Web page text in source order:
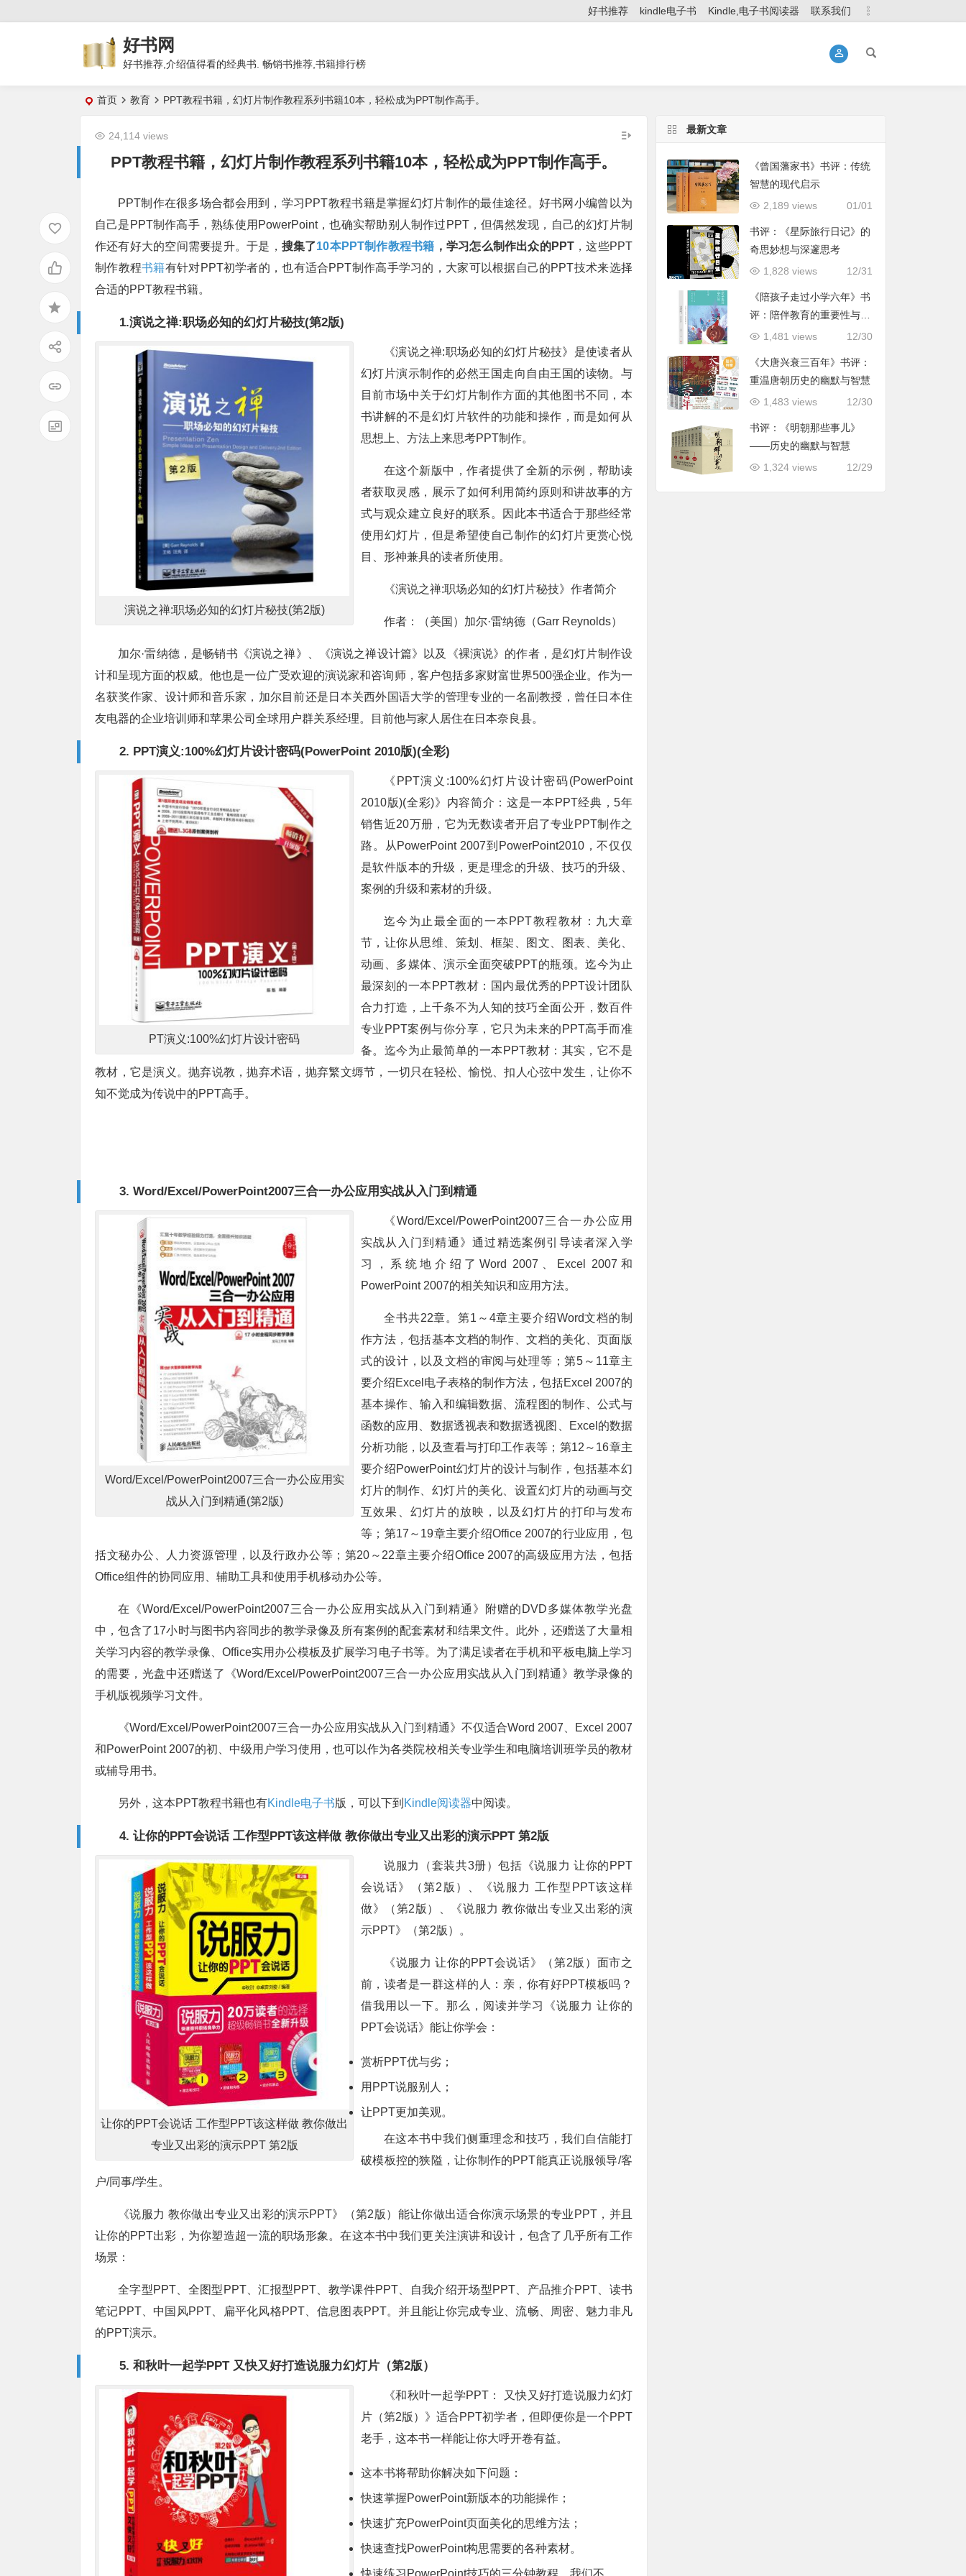
好书推荐 kindle电子书 Kindle,电子书阅读器 联系我们
好书网
好书推荐,介绍值得看的经典书. 畅销书推荐,书籍排行榜
首页 教育 PPT教程书籍，幻灯片制作教程系列书籍10本，轻松成为PPT制作高手。
PPT教程书籍，幻灯片制作教程系列书籍10本，轻松成为PPT制作高手。
24,114 views
PPT制作在很多场合都会用到，学习PPT教程书籍是掌握幻灯片制作的最佳途径。好书网小编曾以为
自己是PPT制作高手，熟练使用PowerPoint，也确实帮助别人制作过PPT，但偶然发现，自己的幻灯片制
作还有好大的空间需要提升。于是， 搜集了10本PPT制作教程书籍 ，学习怎么制作出众的PPT，这些PPT
制作教程书籍有针对PPT初学者的，也有适合PPT制作高手学习的，大家可以根据自己的PPT技术来选择
合适的PPT教程书籍。
1.演说之禅:职场必知的幻灯片秘技(第2版)
演说之禅:职场必知的幻灯片秘技(第2版)
《演说之禅:职场必知的幻灯片秘技》是使读者从
幻灯片演示制作的必然王国走向自由王国的读物。与
目前市场中关于幻灯片制作方面的其他图书不同，本
书讲解的不是幻灯片软件的功能和操作，而是如何从
思想上、方法上来思考PPT制作。
在这个新版中，作者提供了全新的示例，帮助读
者获取灵感，展示了如何利用简约原则和讲故事的方
式与观众建立良好的联系。因此本书适合于那些经常
使用幻灯片，但是希望使自己制作的幻灯片更赏心悦
目、形神兼具的读者所使用。
《演说之禅:职场必知的幻灯片秘技》作者简介
作者：（美国）加尔·雷纳德（Garr Reynolds）
加尔·雷纳德，是畅销书《演说之禅》、《演说之禅设计篇》以及《裸演说》的作者，是幻灯片制作设
计和呈现方面的权威。他也是一位广受欢迎的演说家和咨询师，客户包括多家财富世界500强企业。作为一
名获奖作家、设计师和音乐家，加尔目前还是日本关西外国语大学的管理专业的一名副教授，曾任日本住
友电器的企业培训师和苹果公司全球用户群关系经理。目前他与家人居住在日本奈良县。
2. PPT演义:100%幻灯片设计密码(PowerPoint 2010版)(全彩)
PT演义:100%幻灯片设计密码
《PPT演义:100%幻灯片设计密码(PowerPoint
2010版)(全彩)》内容简介：这是一本PPT经典，5年
销售近20万册，它为无数读者开启了专业PPT制作之
路。从PowerPoint 2007到PowerPoint2010，不仅仅
是软件版本的升级，更是理念的升级、技巧的升级、
案例的升级和素材的升级。
迄今为止最全面的一本PPT教程教材：九大章
节，让你从思维、策划、框架、图文、图表、美化、
动画、多媒体、演示全面突破PPT的瓶颈。迄今为止
最深刻的一本PPT教材：国内最优秀的PPT设计团队
合力打造，上千条不为人知的技巧全面公开，数百件
专业PPT案例与你分享，它只为未来的PPT高手而准
备。迄今为止最简单的一本PPT教材：其实，它不是
教材，它是演义。抛弃说教，抛弃术语，抛弃繁文缛节，一切只在轻松、愉悦、扣人心弦中发生，让你不
知不觉成为传说中的PPT高手。
3. Word/Excel/PowerPoint2007三合一办公应用实战从入门到精通
Word/Excel/PowerPoint2007三合一办公应用实
战从入门到精通(第2版)
《Word/Excel/PowerPoint2007三合一办公应用
实战从入门到精通》通过精选案例引导读者深入学
习，系统地介绍了Word 2007、Excel 2007和
PowerPoint 2007的相关知识和应用方法。
全书共22章。第1～4章主要介绍Word文档的制
作方法，包括基本文档的制作、文档的美化、页面版
式的设计，以及文档的审阅与处理等；第5～11章主
要介绍Excel电子表格的制作方法，包括Excel 2007的
基本操作、输入和编辑数据、流程图的制作、公式与
函数的应用、数据透视表和数据透视图、Excel的数据
分析功能，以及查看与打印工作表等；第12～16章主
要介绍PowerPoint幻灯片的设计与制作，包括基本幻
灯片的制作、幻灯片的美化、设置幻灯片的动画与交
互效果、幻灯片的放映，以及幻灯片的打印与发布
等；第17～19章主要介绍Office 2007的行业应用，包
括文秘办公、人力资源管理，以及行政办公等；第20～22章主要介绍Office 2007的高级应用方法，包括
Office组件的协同应用、辅助工具和使用手机移动办公等。
在《Word/Excel/PowerPoint2007三合一办公应用实战从入门到精通》附赠的DVD多媒体教学光盘
中，包含了17小时与图书内容同步的教学录像及所有案例的配套素材和结果文件。此外，还赠送了大量相
关学习内容的教学录像、Office实用办公模板及扩展学习电子书等。为了满足读者在手机和平板电脑上学习
的需要，光盘中还赠送了《Word/Excel/PowerPoint2007三合一办公应用实战从入门到精通》教学录像的
手机版视频学习文件。
《Word/Excel/PowerPoint2007三合一办公应用实战从入门到精通》不仅适合Word 2007、Excel 2007
和PowerPoint 2007的初、中级用户学习使用，也可以作为各类院校相关专业学生和电脑培训班学员的教材
或辅导用书。
另外，这本PPT教程书籍也有Kindle电子书版，可以下到Kindle阅读器中阅读。
4. 让你的PPT会说话 工作型PPT该这样做 教你做出专业又出彩的演示PPT 第2版
让你的PPT会说话 工作型PPT该这样做 教你做出
专业又出彩的演示PPT 第2版
说服力（套装共3册）包括《说服力 让你的PPT
会说话》（第2版）、《说服力 工作型PPT该这样
做》（第2版）、《说服力 教你做出专业又出彩的演
示PPT》（第2版）。
《说服力 让你的PPT会说话》（第2版）面市之
前，读者是一群这样的人：亲，你有好PPT模板吗？
借我用以一下。那么，阅读并学习《说服力 让你的
PPT会说话》能让你学会：
赏析PPT优与劣；
用PPT说服别人；
让PPT更加美观。
在这本书中我们侧重理念和技巧，我们自信能打
破模板控的狭隘，让你制作的PPT能真正说服领导/客
户/同事/学生。
《说服力 教你做出专业又出彩的演示PPT》（第2版）能让你做出适合你演示场景的专业PPT，并且
让你的PPT出彩，为你塑造超一流的职场形象。在这本书中我们更关注演讲和设计，包含了几乎所有工作
场景：
全字型PPT、全图型PPT、汇报型PPT、教学课件PPT、自我介绍开场型PPT、产品推介PPT、读书
笔记PPT、中国风PPT、扁平化风格PPT、信息图表PPT。并且能让你完成专业、流畅、周密、魅力非凡
的PPT演示。
5. 和秋叶一起学PPT 又快又好打造说服力幻灯片（第2版）
《和秋叶一起学PPT： 又快又好打造说服力幻灯
片（第2版）》适合PPT初学者，但即便你是一个PPT
老手，这本书一样能让你大呼开卷有益。
这本书将帮助你解决如下问题：
快速掌握PowerPoint新版本的功能操作；
快速扩充PowerPoint页面美化的思维方法；
快速查找PowerPoint构思需要的各种素材。
快速练习PowerPoint技巧的三分钟教程。我们不
最新文章
《曾国藩家书》书评：传统
智慧的现代启示
01/01
2,189 views
书评：《星际旅行日记》的
奇思妙想与深邃思考
12/31
1,828 views
《陪孩子走过小学六年》书
评：陪伴教育的重要性与实
用指导
12/30
1,481 views
《大唐兴衰三百年》书评：
重温唐朝历史的幽默与智慧
12/30
1,483 views
书评：《明朝那些事儿》
——历史的幽默与智慧
12/29
1,324 views